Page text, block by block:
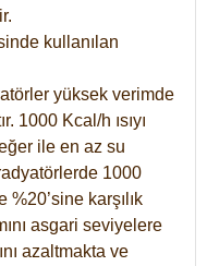
kullanılan
yüksek verimde
1000 Kcal/h ısıyı
ile en az su
1000
%20’sine karşılık
asgari seviyelere
azaltmakta ve